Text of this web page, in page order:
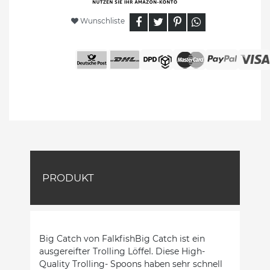
Wunschliste
PRODUKT
Big Catch von FalkfishBig Catch ist ein
ausgereifter Trolling Löffel. Diese High-
Quality Trolling- Spoons haben sehr schnell